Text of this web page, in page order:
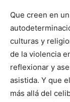
Que creen en
culturas y
de la violencia
reflexionar y
asistida. Y que
más allá del